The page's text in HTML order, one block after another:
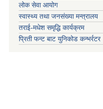
लोक सेवा आयोग
स्वास्थ्य तथा जनसंख्या मन्त्रालय
तराई-मधेश समृद्धि कार्यक्रम
प्रिती फन्ट बाट युनिकोड कन्भर्रटर